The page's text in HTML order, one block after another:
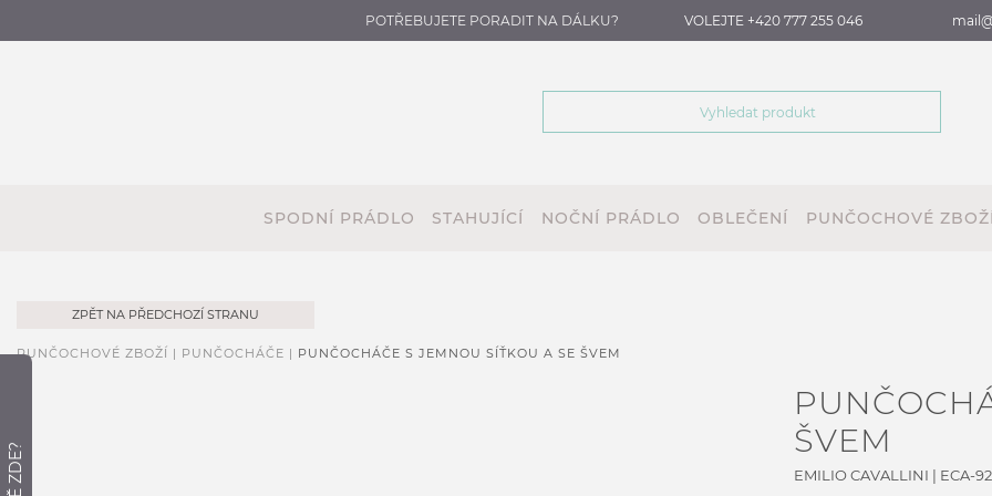
POTŘEBUJETE PORADIT NA DÁLKU? VOLEJTE +420 777 255 046
SPODNÍ PRÁDLO STAHUJÍCÍ NOČNÍ PRÁDLO OBLEČENÍ PUNČOCHOVÉ
ZPĚT NA PŘEDCHOZÍ STRANU
PUNČOCHOVÉ ZBOŽÍ | PUNČOCHÁČE | PUNČOCHÁČE S JEMNOU SÍŤKOU A SE ŠVEM
ŠVEM
EMILIO CAVALLINI | ECA-